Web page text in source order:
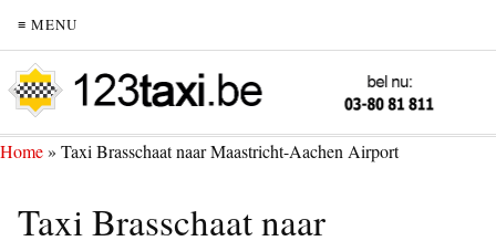
≡ MENU
Home» Taxi Brasschaat naar Maastricht-Aachen Airport
Taxi Brasschaat naar